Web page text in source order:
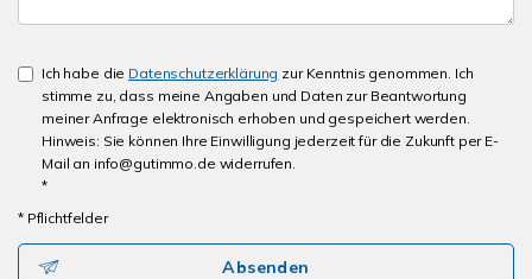
Ich habe die Datenschutzerklärung zur Kenntnis genommen. Ich
stimme zu, dass meine Angaben und Daten zur Beantwortung
meiner Anfrage elektronisch erhoben und gespeichert werden.
Hinweis: Sie können Ihre Einwilligung jederzeit für die Zukunft per E-
Mail an info@gutimmo.de widerrufen.
*
* Pflichtfelder
Absenden